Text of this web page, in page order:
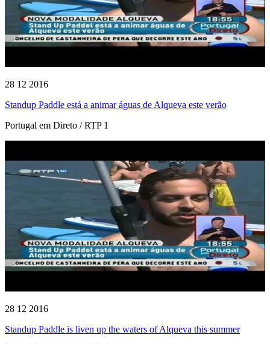
28 12 2016
Standup Paddle está a animar águas de Alqueva este verão
Portugal em Direto / RTP 1
28 12 2016
Standup Paddle is liven up the waters of Alqueva this summer